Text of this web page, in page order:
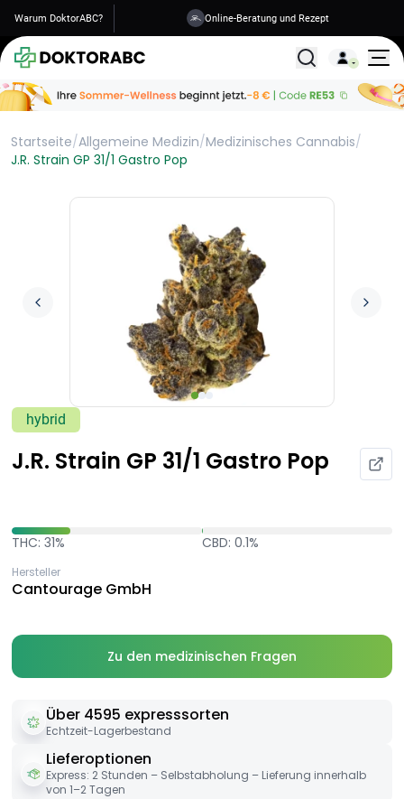
Warum DoktorABC? Versand in 1-2 Tagen
Alle
Startseite/Allgemeine Medizin/Medizinisches Cannabis/
J.R. Strain GP 31/1 Gastro Pop
hybrid
J.R. Strain GP 31/1 Gastro Pop
THC: 31% CBD: 0.1%
Hersteller
Cantourage GmbH
Zu den medizinischen Fragen
Über 4595 expresssorten
Echtzeit-Lagerbestand
Lieferoptionen
Express: 2 Stunden – Selbstabholung – Lieferung innerhalb
von 1–2 Tagen